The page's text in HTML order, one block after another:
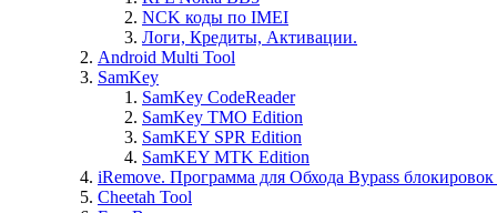
NCK коды по IMEI
Логи, Кредиты, Активации.
Android Multi Tool
SamKey
SamKey CodeReader
SamKey TMO Edition
SamKEY SPR Edition
SamKEY MTK Edition
iRemove. Программа для Обхода Bypass
Cheetah Tool